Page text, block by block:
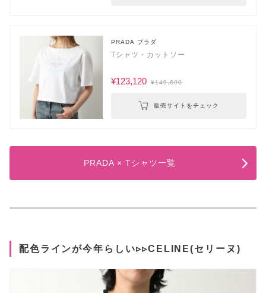
PRADA プラダ
Tシャツ・カットソー
¥123,120 ¥149,600
販売サイトをチェック
PRADA × Tシャツ一覧
配色ラインが今年らしい▹▹CELINE(セリーヌ)